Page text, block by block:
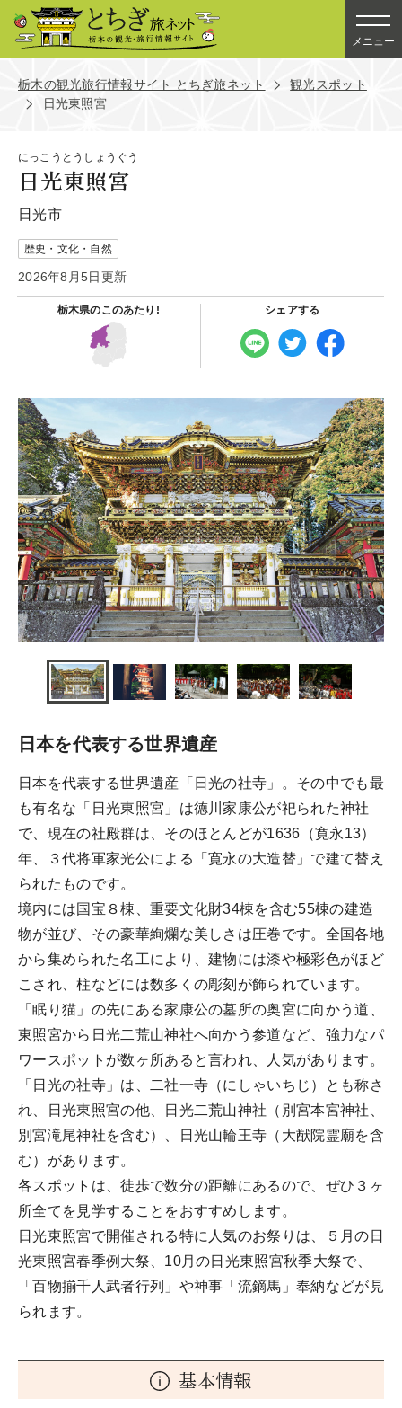
メニュー
栃木の観光旅行情報サイト とちぎ旅ネット
観光スポット
日光東照宮
にっこうとうしょうぐう
日光東照宮
日光市
歴史・文化・自然
2026年8月5日更新
栃木県のこのあたり! シェアする
日本を代表する世界遺産
日本を代表する世界遺産「日光の社寺」。その中でも最
も有名な「日光東照宮」は徳川家康公が祀られた神社
で、現在の社殿群は、そのほとんどが1636（寛永13）
年、３代将軍家光公による「寛永の大造替」で建て替え
られたものです。
境内には国宝８棟、重要文化財34棟を含む55棟の建造
物が並び、その豪華絢爛な美しさは圧巻です。全国各地
から集められた名工により、建物には漆や極彩色がほど
こされ、柱などには数多くの彫刻が飾られています。
「眠り猫」の先にある家康公の墓所の奥宮に向かう道、
東照宮から日光二荒山神社へ向かう参道など、強力なパ
ワースポットが数ヶ所あると言われ、人気があります。
「日光の社寺」は、二社一寺（にしゃいちじ）とも称さ
れ、日光東照宮の他、日光二荒山神社（別宮本宮神社、
別宮滝尾神社を含む）、日光山輪王寺（大猷院霊廟を含
む）があります。
各スポットは、徒歩で数分の距離にあるので、ぜひ３ヶ
所全てを見学することをおすすめします。
日光東照宮で開催される特に人気のお祭りは、５月の日
光東照宮春季例大祭、10月の日光東照宮秋季大祭で、
「百物揃千人武者行列」や神事「流鏑馬」奉納などが見
られます。
基本情報